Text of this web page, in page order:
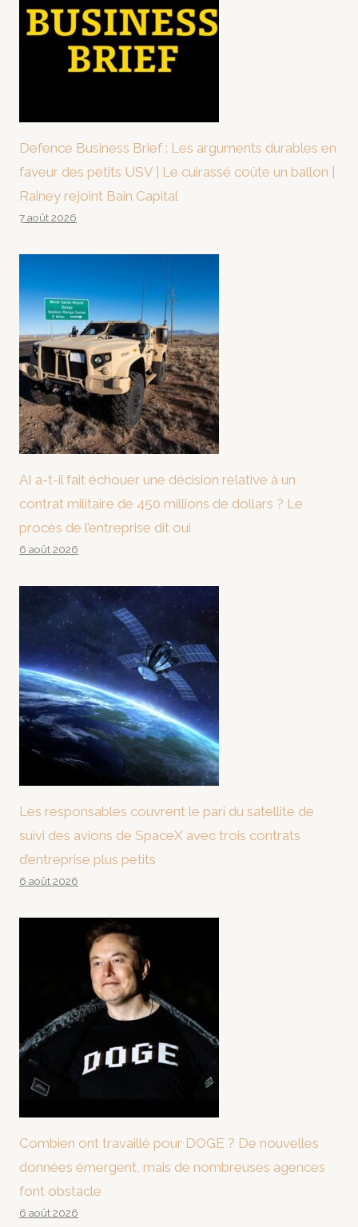
Defence Business Brief : Les arguments durables en
faveur des petits USV | Le cuirassé coûte un ballon |
Rainey rejoint Bain Capital
7 août 2026
AI a-t-il fait échouer une décision relative à un
contrat militaire de 450 millions de dollars ? Le
procès de l’entreprise dit oui
6 août 2026
Les responsables couvrent le pari du satellite de
suivi des avions de SpaceX avec trois contrats
d’entreprise plus petits
6 août 2026
Combien ont travaillé pour DOGE ? De nouvelles
données émergent, mais de nombreuses agences
font obstacle
6 août 2026